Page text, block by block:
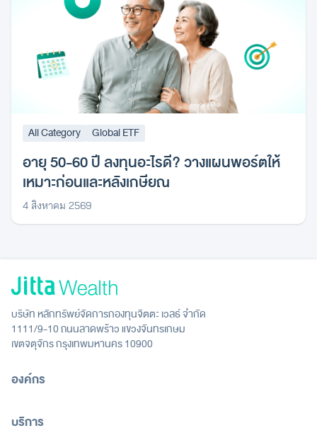
All Category Global ETF
อายุ 50-60 ปี ลงทุนอะไรดี? วางแผนพอร์ตให้
เหมาะก่อนและหลังเกษียณ
4 สิงหาคม 2569
บริษัท หลักทรัพย์จัดการกองทุนจิตตะ เวลธ์ จำกัด
1111/9-10 ถนนลาดพร้าว แขวงจันทรเกษม
เขตจตุจักร กรุงเทพมหานคร 10900
องค์กร
บริการ